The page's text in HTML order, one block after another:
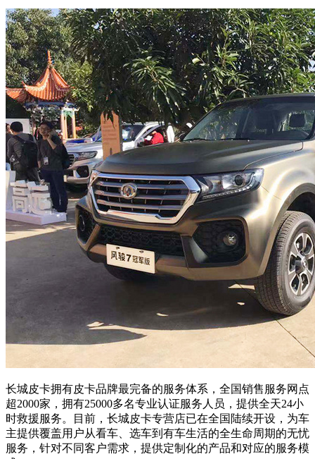
长城皮卡拥有皮卡品牌最完备的服务体系，全国销售服务网点
超2000家，拥有25000多名专业认证服务人员，提供全天24小
时救援服务。目前，长城皮卡专营店已在全国陆续开设，为车
主提供覆盖用户从看车、选车到有车生活的全生命周期的无忧
服务，针对不同客户需求，提供定制化的产品和对应的服务模